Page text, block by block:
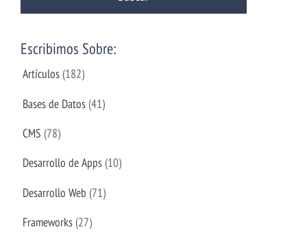
Escribimos Sobre:
Artículos (182)
Bases de Datos (41)
CMS (78)
Desarrollo de Apps (10)
Desarrollo Web (71)
Frameworks (27)